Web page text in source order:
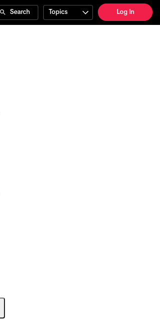
Search Topics Log In